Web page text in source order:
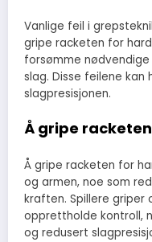
Vanlige feil i
gripe racketen for
forsømme
slag. Disse feilene kan
slagpresisjonen.
Å gripe
Å gripe racketen for
og armen, noe som
kraften. Spillere
opprettholde kontroll,
og redusert